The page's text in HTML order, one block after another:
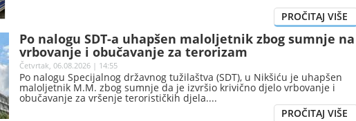
Po nalogu SDT-a uhapšen maloljetnik zbog sumnje na
vrbovanje i obučavanje za terorizam
Četvrtak, 06.08.2026 | 14:55
Po nalogu Specijalnog državnog tužilaštva (SDT), u Nikšiću je uhapšen
maloljetnik M.M. zbog sumnje da je izvršio krivično djelo vrbovanje i
obučavanje za vršenje terorističkih djela.